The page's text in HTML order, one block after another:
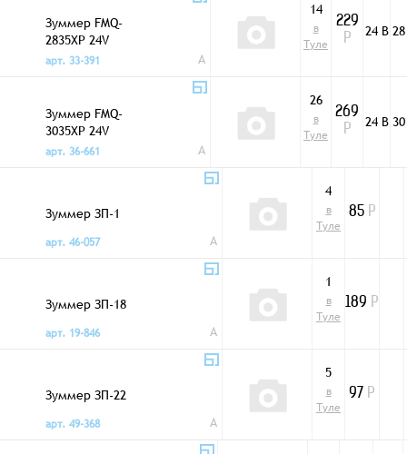
Зуммер FMQ-
2835XP 24V
арт. 33-391
A
14
в
Туле
229
Р
24 В
Зуммер FMQ-
3035XP 24V
арт. 36-661
A
26
в
Туле
269
Р
24 В
Зуммер ЗП-1
арт. 46-057
A
4
в
Туле
85 Р
Зуммер ЗП-18
арт. 19-846
A
1
в
Туле
189 Р
Зуммер ЗП-22
арт. 49-368
A
5
в
Туле
97 Р